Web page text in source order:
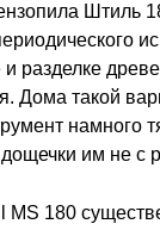
Штиль
разделке
Дома такой
намного
им не с
180